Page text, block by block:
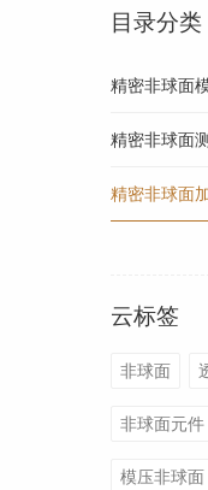
目录分类
精密非球面
精密非球面
精密非球面
云标签
非球面
非球面元件
模压非球面